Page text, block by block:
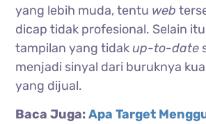
yang lebih muda, tentu web
dicap tidak profesional. Selain
tampilan yang tidakup-to-date­
menjadi sinyal dari buruknya
yang dijual.
Baca Juga:Apa Target